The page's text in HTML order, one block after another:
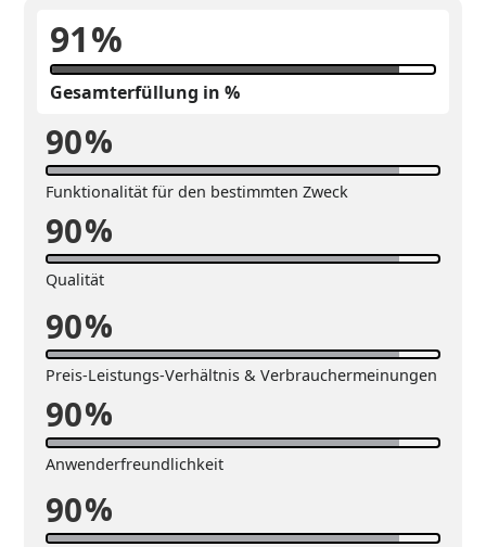
91%
Gesamterfüllung in %
90%
Funktionalität für den bestimmten Zweck
90%
Qualität
90%
Preis-Leistungs-Verhältnis & Verbrauchermeinungen
90%
Anwenderfreundlichkeit
90%